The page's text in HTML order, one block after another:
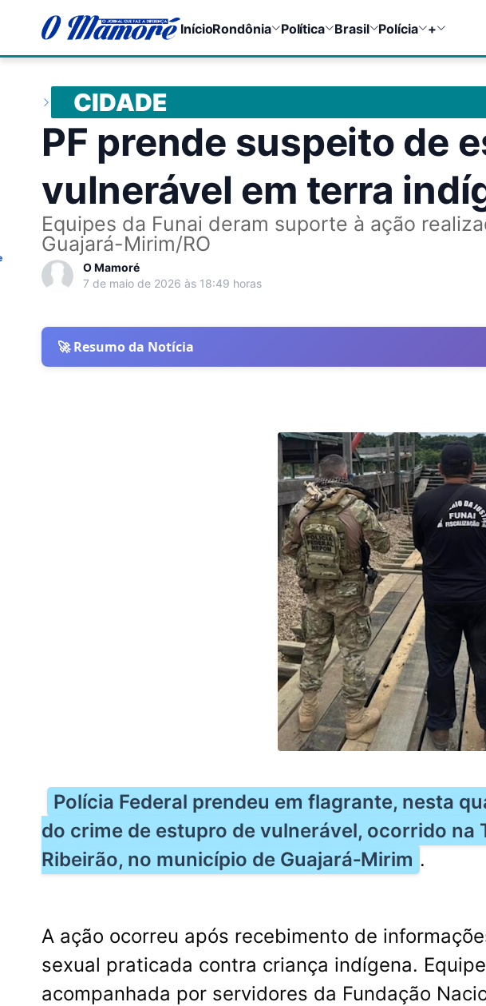
InícioRondônia Política Brasil Polícia +
CIDADE
PF prende suspeito de
vulnerável em terra
Equipes da Funai deram suporte à ação
Guajará-Mirim/RO
O Mamoré
7 de maio de 2026 às 18:49 horas
🚀 Resumo da Notícia
Polícia Federal prendeu em flagrante, nesta
do crime de estupro de vulnerável, ocorrido na
Ribeirão, no município de Guajará‑Mirim .
A ação ocorreu após recebimento de
sexual praticada contra criança indígena.
acompanhada por servidores da Fundação